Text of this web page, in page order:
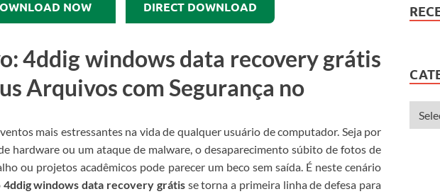
NOW DIRECT DOWNLOAD
4ddig windows data recovery grátis
Arquivos com Segurança no
mais estressantes na vida de qualquer usuário de computador. Seja por
hardware ou um ataque de malware, o desaparecimento súbito de fotos de
ou projetos acadêmicos pode parecer um beco sem saída. É neste cenário
4ddig windows data recovery grátisse torna a primeira linha de defesa para